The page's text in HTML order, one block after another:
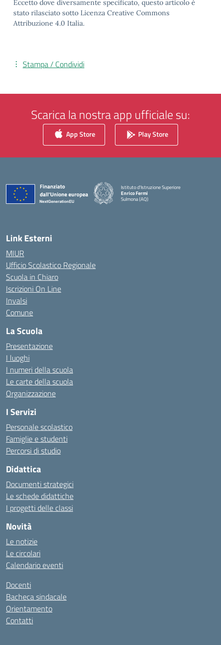
Eccetto dove diversamente specificato, questo articolo è
stato rilasciato sotto Licenza Creative Commons
Attribuzione 4.0 Italia.
Stampa / Condividi
Scarica la nostra app ufficiale su:
App Store Play Store
Istituto d'Istruzione Superiore
Enrico Fermi
Sulmona (AQ)
— Visita la pagina iniziale della scuola
Link Esterni
MIUR
Ufficio Scolastico Regionale
Scuola in Chiaro
Iscrizioni On Line
Invalsi
Comune
La Scuola
Presentazione
I luoghi
I numeri della scuola
Le carte della scuola
Organizzazione
I Servizi
Personale scolastico
Famiglie e studenti
Percorsi di studio
Didattica
Documenti strategici
Le schede didattiche
I progetti delle classi
Novità
Le notizie
Le circolari
Calendario eventi
Docenti
Bacheca sindacale
Orientamento
Contatti